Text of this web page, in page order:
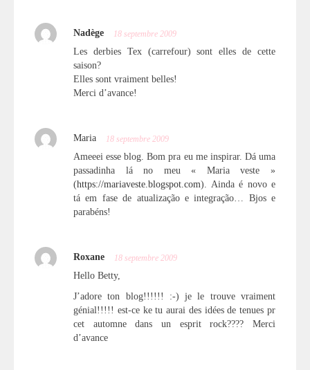
Nadège 18 septembre 2009
Les derbies Tex (carrefour) sont elles de cette
saison?
Elles sont vraiment belles!
Merci d’avance!
Maria 18 septembre 2009
Ameeei esse blog. Bom pra eu me inspirar. Dá uma
passadinha lá no meu « Maria veste »
(https://mariaveste.blogspot.com). Ainda é novo e
tá em fase de atualização e integração… Bjos e
parabéns!
Roxane 18 septembre 2009
Hello Betty,
J’adore ton blog!!!!!! :-) je le trouve vraiment
génial!!!!! est-ce ke tu aurai des idées de tenues pr
cet automne dans un esprit rock???? Merci
d’avance